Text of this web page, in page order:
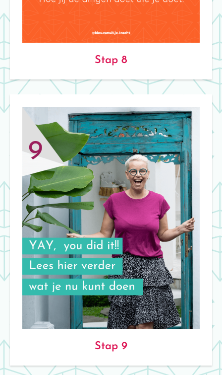
Stap 8
Stap 9